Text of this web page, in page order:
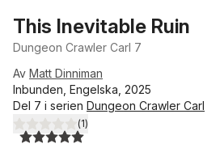
This Inevitable Ruin
Dungeon Crawler Carl 7
Av Matt Dinniman
Inbunden, Engelska, 2025
Del 7 i serien Dungeon Crawler Carl
5,0utav 5 stjärnor. Totalt antal röster:
(1)